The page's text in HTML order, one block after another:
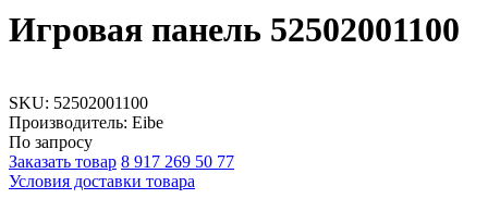
Игровая панель 52502001100
SKU: 52502001100
Производитель: Eibe
По запросу
Заказать товар 8 917 269 50 77
Условия доставки товара